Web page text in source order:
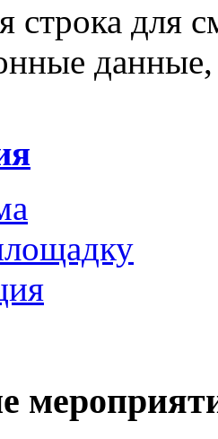
строка для